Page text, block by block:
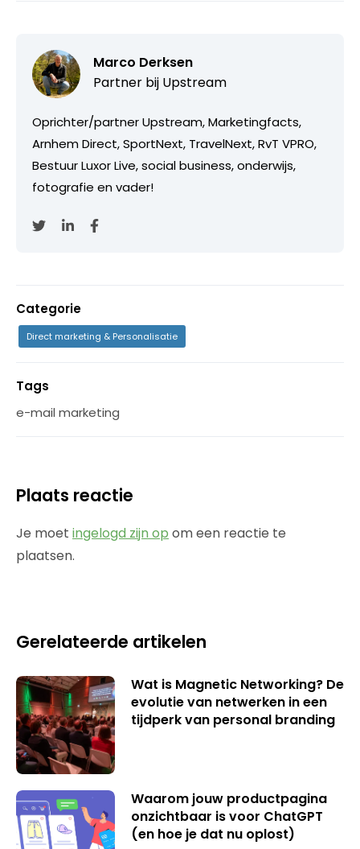
Marco Derksen
Partner bij Upstream
Oprichter/partner Upstream, Marketingfacts,
Arnhem Direct, SportNext, TravelNext, RvT VPRO,
Bestuur Luxor Live, social business, onderwijs,
fotografie en vader!
Categorie
Direct marketing & Personalisatie
Tags
e-mail marketing
Plaats reactie
Je moet ingelogd zijn op om een reactie te
plaatsen.
Gerelateerde artikelen
Wat is Magnetic Networking? De
evolutie van netwerken in een
tijdperk van personal branding
Waarom jouw productpagina
onzichtbaar is voor ChatGPT
(en hoe je dat nu oplost)